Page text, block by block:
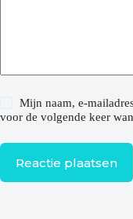
Mijn naam, e-
voor de volgende keer
Reactie plaatsen